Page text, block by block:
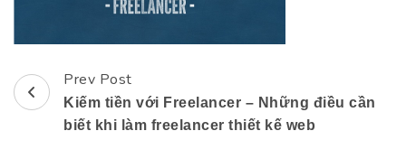
Post
Navigation
Prev Post
Kiếm tiền với Freelancer – Những điều cần
biết khi làm freelancer thiết kế web